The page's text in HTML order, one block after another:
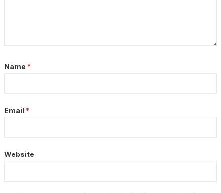
Name *
Email *
Website